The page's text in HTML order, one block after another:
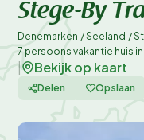
Stege-By
Denemarken /Seeland /
7 persoons vakantie huis
Bekijk op kaart
Delen Opslaan